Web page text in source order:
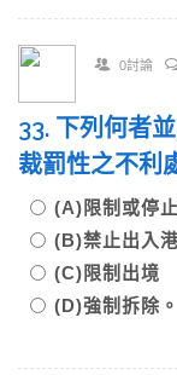
0討論
33. 下列何者
裁罰性之不利
(A)限制或停
(B)禁止出入
(C)限制出境
(D)強制拆除。